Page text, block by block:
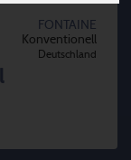
FONTAINE
Konventionell
Deutschland